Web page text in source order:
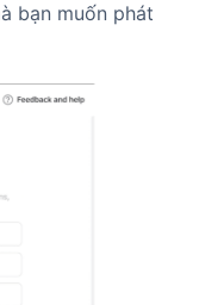
bạn muốn phát